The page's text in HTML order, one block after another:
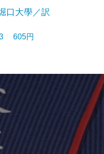
口大學／訳
3 605円